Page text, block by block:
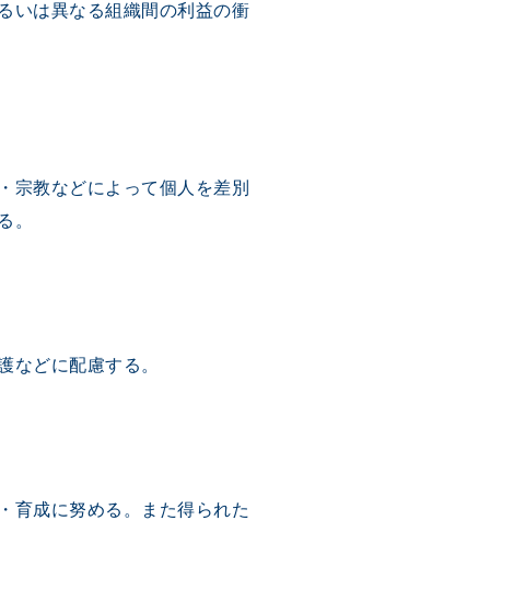
いは異なる組織間の利益の衝
宗教などによって個人を差別
。
などに配慮する。
育成に努める。また得られた